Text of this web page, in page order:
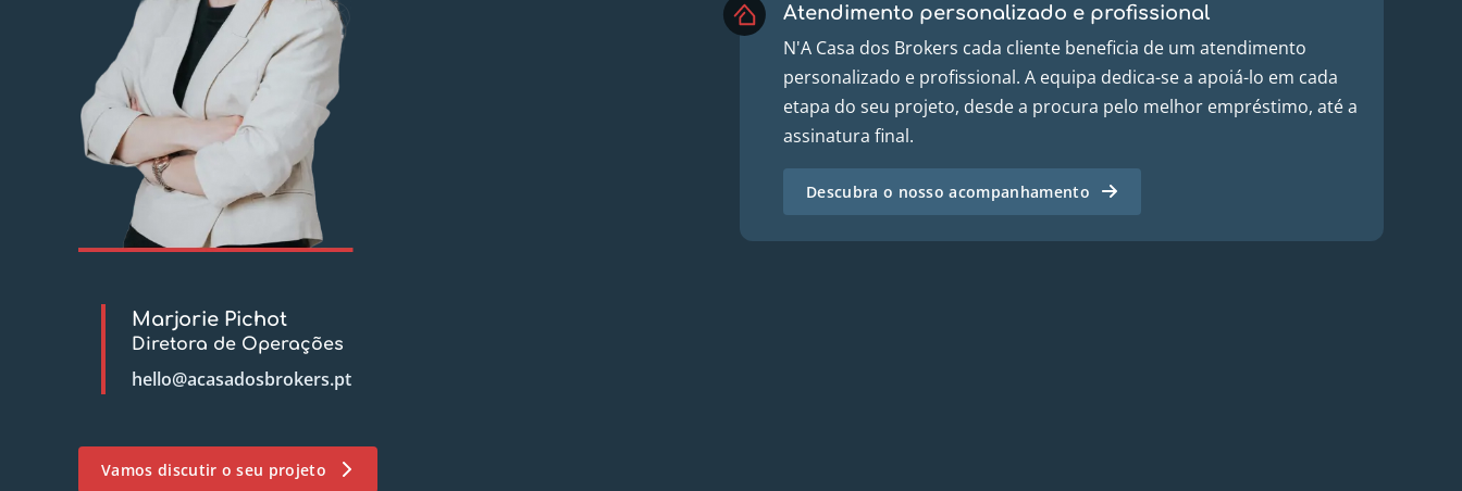
Marjorie Pichot
Diretora de Operações
hello@acasadosbrokers.pt
Vamos discutir o seu projeto
Atendimento personalizado e profissional
N'A Casa dos Brokers cada cliente beneficia de um atendimento
personalizado e profissional. A equipa dedica-se a apoiá-lo em cada
etapa do seu projeto, desde a procura pelo melhor empréstimo, até a
assinatura final.
Descubra o nosso acompanhamento